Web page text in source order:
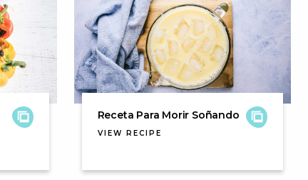
Receta Para Morir Soñando
VIEW RECIPE